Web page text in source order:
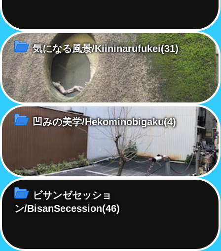
気になる風景/Kiininarufukei(31)
凹みの美学/Hekominobigaku(4)
ビサンゼセッショ
ン/BisanSecession(46)